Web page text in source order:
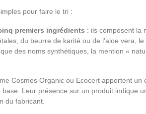
pour faire le tri :
premiers ingrédients : ils composent la
du beurre de karité ou de l’aloe vera,
des noms synthétiques, la mention «
Cosmos Organic ou Ecocert apportent
Leur présence sur un produit indique
du fabricant.